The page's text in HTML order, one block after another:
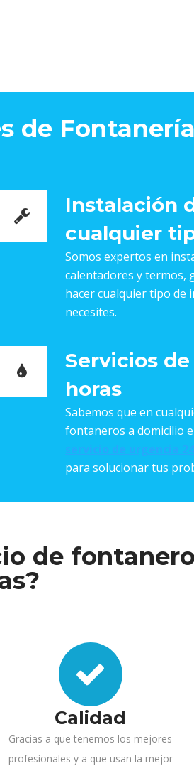
de
Instalación
cualquier
Somos expertos en
calentadores y termos,
hacer cualquier tipo de
necesites.
Servicios
horas
Sabemos que en
fontaneros a domicilio
servicio de urgencia
para solucionar tus
de
Calidad
Gracias a que tenemos los mejores
profesionales y a que usan la mejor